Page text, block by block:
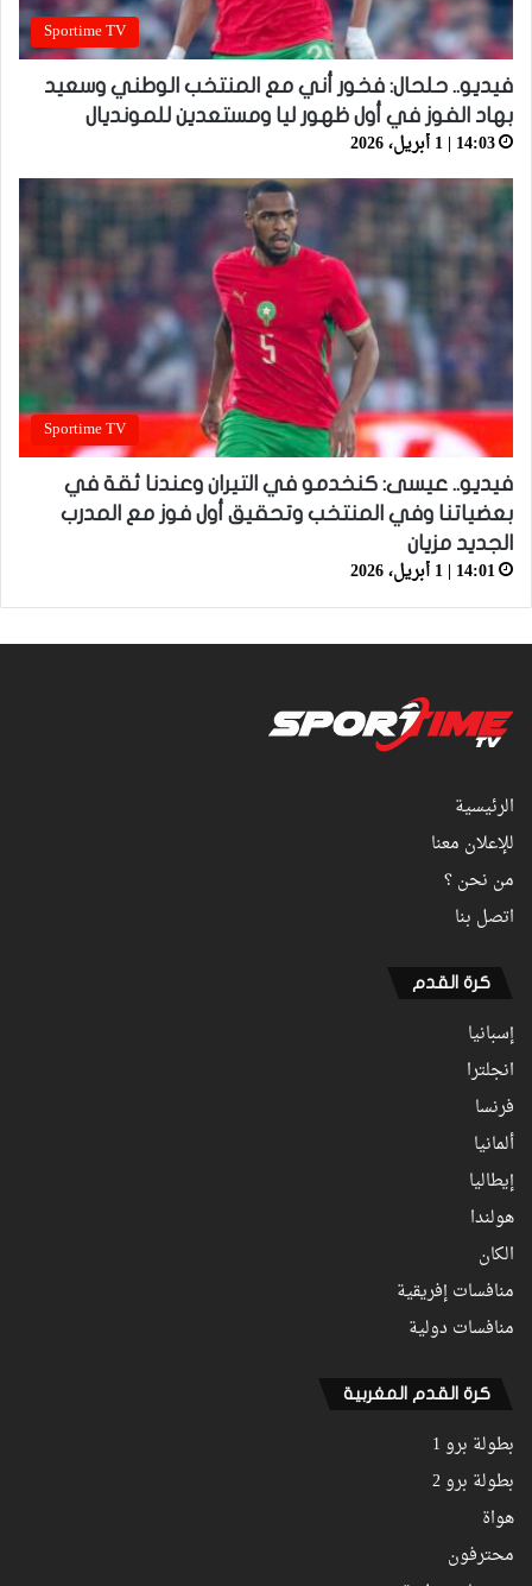
Sportime TV
فيديو.. حلحال: فخور أني مع المنتخب الوطني وسعيد
بهاد الفوز في أول ظهور ليا ومستعدين للمونديال
14:03 | 1 أبريل، 2026
Sportime TV
فيديو.. عيسى: كنخدمو في التيران وعندنا ثقة في
بعضياتنا وفي المنتخب وتحقيق أول فوز مع المدرب
الجديد مزيان
14:01 | 1 أبريل، 2026
الرئيسية
للإعلان معنا
من نحن ؟
اتصل بنا
كرة القدم
إسبانيا
انجلترا
فرنسا
ألمانيا
إيطاليا
هولندا
الكان
منافسات إفريقية
منافسات دولية
كرة القدم المغربية
بطولة برو 1
بطولة برو 2
هواة
محترفون